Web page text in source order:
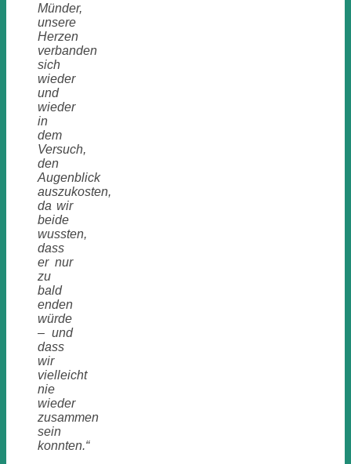
Münder,
unsere
Herzen
verbanden
sich
wieder
und
wieder
in
dem
Versuch,
den
Augenblick
auszukosten,
da wir
beide
wussten,
dass
er nur
zu
bald
enden
würde
– und
dass
wir
vielleicht
nie
wieder
zusammen
sein
konnten.“